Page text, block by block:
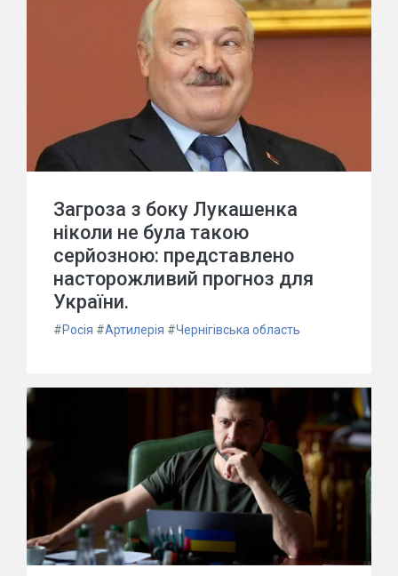
Загроза з боку Лукашенка
ніколи не була такою
серйозною: представлено
насторожливий прогноз для
України.
#Росія #Артилерія #Чернігівська область